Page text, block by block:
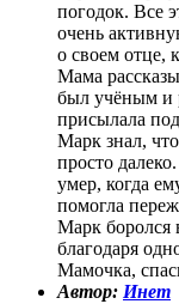
погодок. Все
очень
о своем отце,
Мама
был учёным и
присылала
Марк знал,
просто
умер, когда
помогла
Марк
благодаря
Мамочка,
Автор: Инет